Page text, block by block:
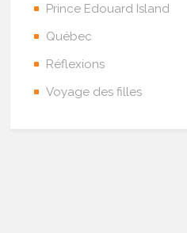
Prince Edouard Island
Québec
Réflexions
Voyage des filles